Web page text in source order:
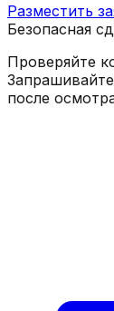
Разместить
Безопасная
Проверяйте
после